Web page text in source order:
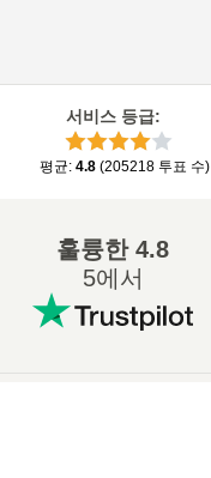
서비스 등급:
평균: 4.8 (205218 투표 수)
훌륭한4.8
5에서